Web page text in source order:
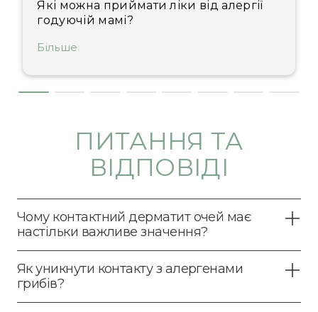
Які можна приймати ліки від алергії
годуючій мамі?
Більше
ПИТАННЯ ТА
ВІДПОВІДІ
Чому контактний дерматит очей має
настільки важливе значення?
Як уникнути контакту з алергенами
грибів?